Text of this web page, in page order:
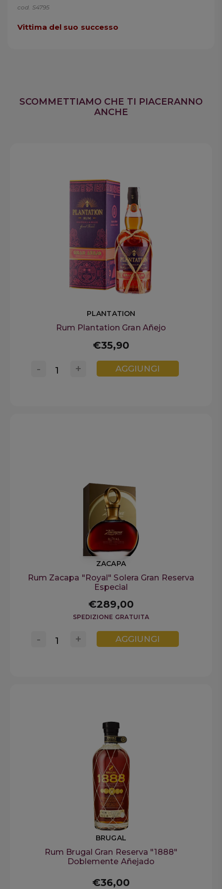
cod. S4795
Vittima del suo successo
SCOMMETTIAMO CHE TI PIACERANNO
ANCHE
PLANTATION
Rum Plantation Gran Añejo
€35,90
+
- AGGIUNGI
ZACAPA
Rum Zacapa "Royal" Solera Gran Reserva
Especial
€289,00
SPEDIZIONE GRATUITA
+
- AGGIUNGI
BRUGAL
Rum Brugal Gran Reserva "1888"
Doblemente Añejado
€36,00